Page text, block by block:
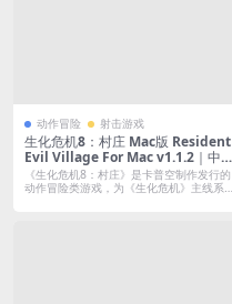
动作冒险 射击游戏
生化危机8：村庄 Mac版 Resident
Evil Village For Mac v1.1.2｜中
文原生版｜全DLC
《生化危机8：村庄》是卡普空制作发行的
动作冒险类游戏，为《生化危机》主线系